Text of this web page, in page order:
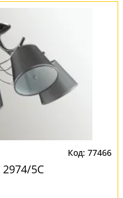
77466
5C